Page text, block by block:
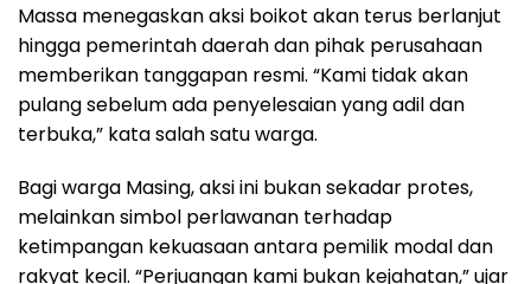
Massa menegaskan aksi boikot akan terus berlanjut
hingga pemerintah daerah dan pihak perusahaan
memberikan tanggapan resmi. “Kami tidak akan
pulang sebelum ada penyelesaian yang adil dan
terbuka,” kata salah satu warga.
Bagi warga Masing, aksi ini bukan sekadar protes,
melainkan simbol perlawanan terhadap
ketimpangan kekuasaan antara pemilik modal dan
rakyat kecil. “Perjuangan kami bukan kejahatan,” ujar